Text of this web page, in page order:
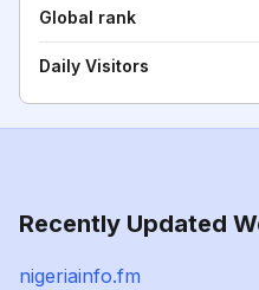
Global rank
Daily Visitors
Recently Updated
nigeriainfo.fm